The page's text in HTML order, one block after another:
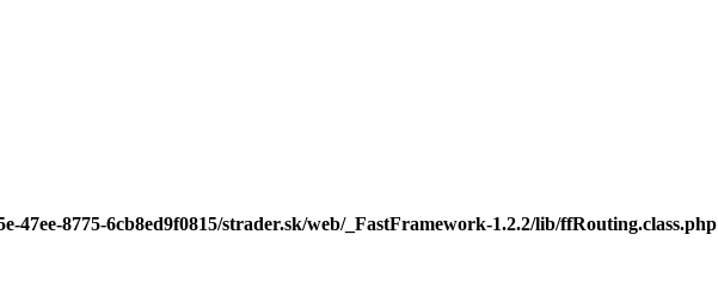
47ee-8775-6cb8ed9f0815/strader.sk/web/_FastFramework-1.2.2/lib/ffRouting.class.php